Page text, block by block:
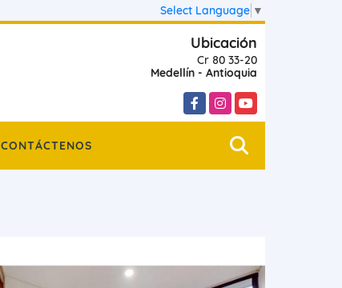
Select Language ▼
Ubicación
Cr 80 33-20
Medellín - Antioquia
FacebookInstagram
YouTube
CONTÁCTENOS